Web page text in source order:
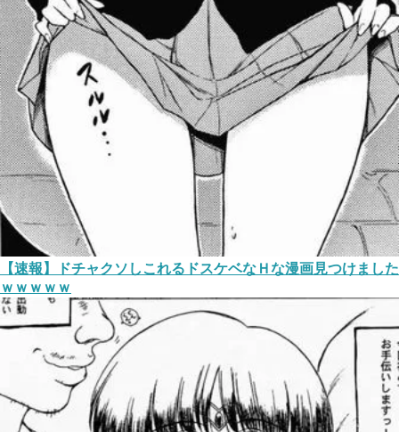
【速報】ドチャクソしこれるドスケベなＨな漫画見つけました
ｗｗｗｗｗ